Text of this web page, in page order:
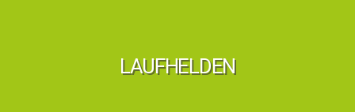
LAUFHELDEN